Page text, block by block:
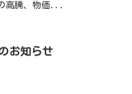
高騰、物価...
お知らせ